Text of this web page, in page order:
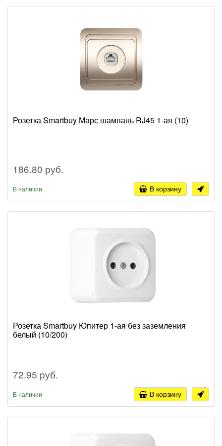
Розетка Smartbuy Марс шампань RJ45 1-ая (10)
186.80 руб.
В наличии В корзину
Розетка Smartbuy Юпитер 1-ая без заземления
белый (10/200)
72.95 руб.
В наличии В корзину